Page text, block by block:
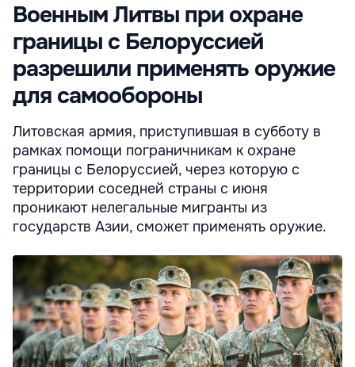
Военным Литвы при охране
границы с Белоруссией
разрешили применять оружие
для самообороны
Литовская армия, приступившая в субботу в
рамках помощи пограничникам к охране
границы с Белоруссией, через которую с
территории соседней страны с июня
проникают нелегальные мигранты из
государств Азии, сможет применять оружие.